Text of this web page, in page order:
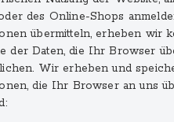
des Online-Shops
übermitteln, erheben wir
der Daten, die Ihr Browser
Wir erheben und
die Ihr Browser an uns